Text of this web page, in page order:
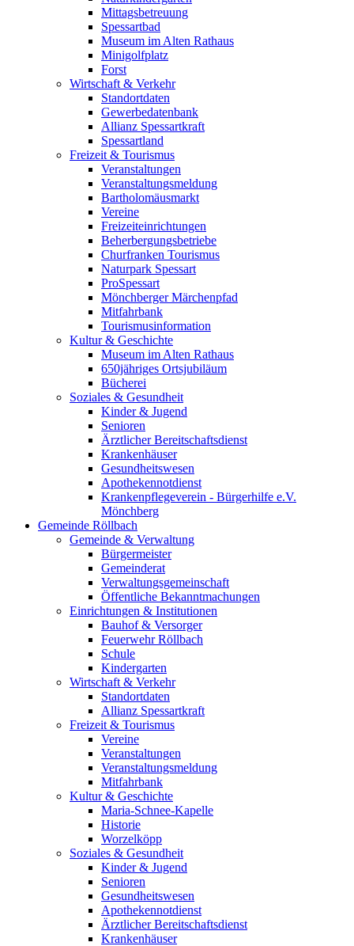
Mittagsbetreuung
Spessartbad
Museum im Alten Rathaus
Minigolfplatz
Forst
Wirtschaft & Verkehr
Standortdaten
Gewerbedatenbank
Allianz Spessartkraft
Spessartland
Freizeit & Tourismus
Veranstaltungen
Veranstaltungsmeldung
Bartholomäusmarkt
Vereine
Freizeiteinrichtungen
Beherbergungsbetriebe
Churfranken Tourismus
Naturpark Spessart
ProSpessart
Mönchberger Märchenpfad
Mitfahrbank
Tourismusinformation
Kultur & Geschichte
Museum im Alten Rathaus
650jähriges Ortsjubiläum
Bücherei
Soziales & Gesundheit
Kinder & Jugend
Senioren
Ärztlicher Bereitschaftsdienst
Krankenhäuser
Gesundheitswesen
Apothekennotdienst
Krankenpflegeverein - Bürgerhilfe e.V.
Mönchberg
Gemeinde Röllbach
Gemeinde & Verwaltung
Bürgermeister
Gemeinderat
Verwaltungsgemeinschaft
Öffentliche Bekanntmachungen
Einrichtungen & Institutionen
Bauhof & Versorger
Feuerwehr Röllbach
Schule
Kindergarten
Wirtschaft & Verkehr
Standortdaten
Allianz Spessartkraft
Freizeit & Tourismus
Vereine
Veranstaltungen
Veranstaltungsmeldung
Mitfahrbank
Kultur & Geschichte
Maria-Schnee-Kapelle
Historie
Worzelköpp
Soziales & Gesundheit
Kinder & Jugend
Senioren
Gesundheitswesen
Apothekennotdienst
Ärztlicher Bereitschaftsdienst
Krankenhäuser